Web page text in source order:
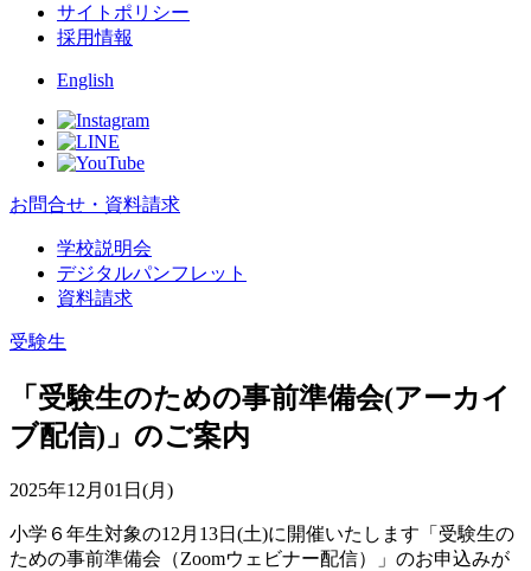
サイトポリシー
採用情報
English
お問合せ・資料請求
学校説明会
デジタルパンフレット
資料請求
受験生
「受験生のための事前準備会(アーカイ
ブ配信)」のご案内
2025年12月01日(月)
小学６年生対象の12月13日(土)に開催いたします「受験生の
ための事前準備会（Zoomウェビナー配信）」のお申込みが